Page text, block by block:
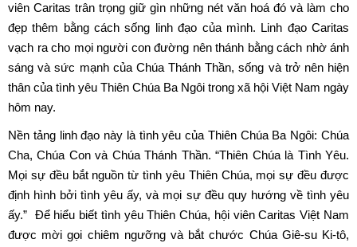
viên Caritas trân trọng giữ gìn những nét văn hoá đó và làm cho
đẹp thêm bằng cách sống linh đạo của mình. Linh đạo Caritas
vạch ra cho mọi người con đường nên thánh bằng cách nhờ ánh
sáng và sức mạnh của Chúa Thánh Thần, sống và trở nên hiện
thân của tình yêu Thiên Chúa Ba Ngôi trong xã hội Việt Nam ngày
hôm nay.
Nền tảng linh đạo này là tình yêu của Thiên Chúa Ba Ngôi: Chúa
Cha, Chúa Con và Chúa Thánh Thần. “Thiên Chúa là Tình Yêu.
Mọi sự đều bắt nguồn từ tình yêu Thiên Chúa, mọi sự đều được
định hình bởi tình yêu ấy, và mọi sự đều quy hướng về tình yêu
ấy.” Để hiểu biết tình yêu Thiên Chúa, hội viên Caritas Việt Nam
được mời gọi chiêm ngưỡng và bắt chước Chúa Giê-su Ki-tô,